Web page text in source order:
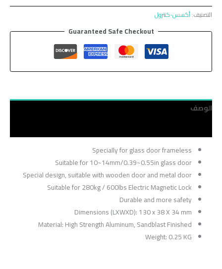
التصنيف:أكسس-كنترول
Guaranteed Safe Checkout
الوصف
Specially for glass door frameless
Suitable for 10~14mm/0.39~0.55in glass door
Special design, suitable with wooden door and metal door
Suitable for 280kg / 600lbs Electric Magnetic Lock
Durable and more safety
Dimensions (LXWXD): 130 x 38 X 34 mm
Material: High Strength Aluminum, Sandblast Finished
Weight: 0.25 KG